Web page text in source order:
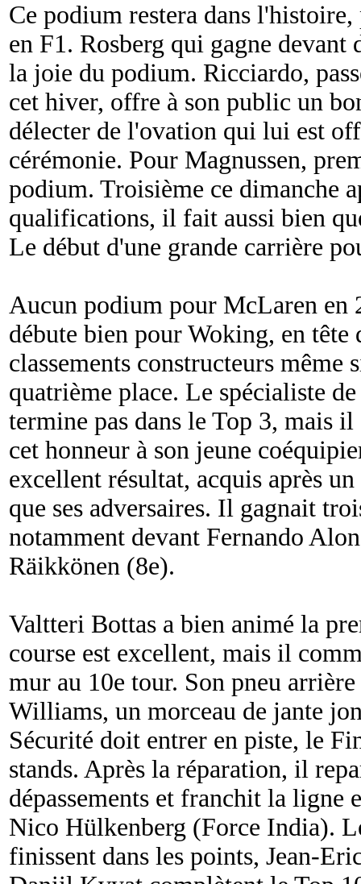
Ce podium restera dans
en F1. Rosberg qui gagne
la joie du podium. Ricciardo,
cet hiver, offre à son public un
délecter de l'ovation qui lui est
cérémonie. Pour Magnussen,
podium. Troisième ce dimanche
qualifications, il fait aussi bien
Le début d'une grande carrière
Aucun podium pour McLaren en
débute bien pour Woking, en tête
classements constructeurs même
quatrième place. Le spécialiste
termine pas dans le Top 3, mais
cet honneur à son jeune
excellent résultat, acquis après
que ses adversaires. Il gagnait
notamment devant Fernando
Räikkönen (8e).
Valtteri Bottas a bien animé la
course est excellent, mais il
mur au 10e tour. Son pneu
Williams, un morceau de jante
Sécurité doit entrer en piste, le
stands. Après la réparation, il
dépassements et franchit la ligne
Nico Hülkenberg (Force India).
finissent dans les points, Jean-